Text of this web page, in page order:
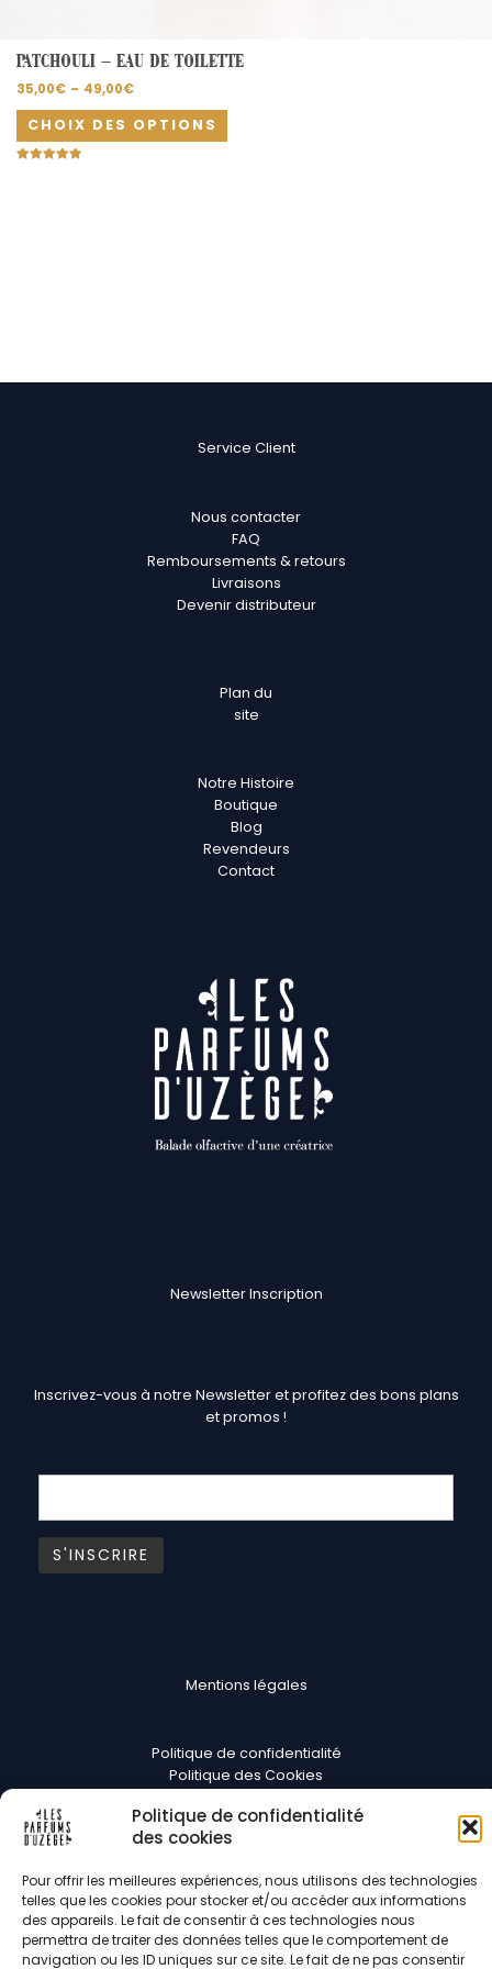
Politique de confidentialité
des cookies
Pour offrir les meilleures expériences, nous utilisons des technologies
telles que les cookies pour stocker et/ou accéder aux informations
des appareils. Le fait de consentir à ces technologies nous
permettra de traiter des données telles que le comportement de
navigation ou les ID uniques sur ce site. Le fait de ne pas consentir
PATCHOULI – EAU DE TOILETTE
35,00€ – 49,00€
CHOIX DES OPTIONS
Service Client
Nous contacter
FAQ
Remboursements & retours
Livraisons
Devenir distributeur
Plan du
site
Notre Histoire
Boutique
Blog
Revendeurs
Contact
Newsletter Inscription
Inscrivez-vous à notre Newsletter et profitez des bons plans
et promos !
Mentions légales
Politique de confidentialité
Politique des Cookies
Suivez-nous